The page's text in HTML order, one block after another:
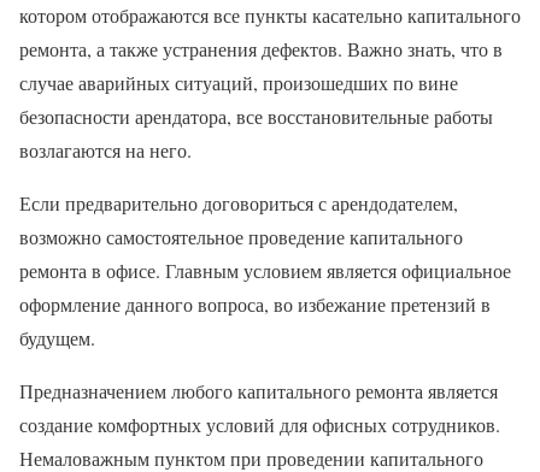
котором отображаются все пункты касательно капитального
ремонта, а также устранения дефектов. Важно знать, что в
случае аварийных ситуаций, произошедших по вине
безопасности арендатора, все восстановительные работы
возлагаются на него.
Если предварительно договориться с арендодателем,
возможно самостоятельное проведение капитального
ремонта в офисе. Главным условием является официальное
оформление данного вопроса, во избежание претензий в
будущем.
Предназначением любого капитального ремонта является
создание комфортных условий для офисных сотрудников.
Немаловажным пунктом при проведении капитального